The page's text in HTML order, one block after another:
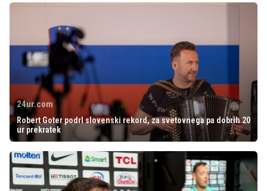
24ur.com
Robert Goter podrl slovenski rekord, za svetovnega pa dobrih 20
ur prekratek